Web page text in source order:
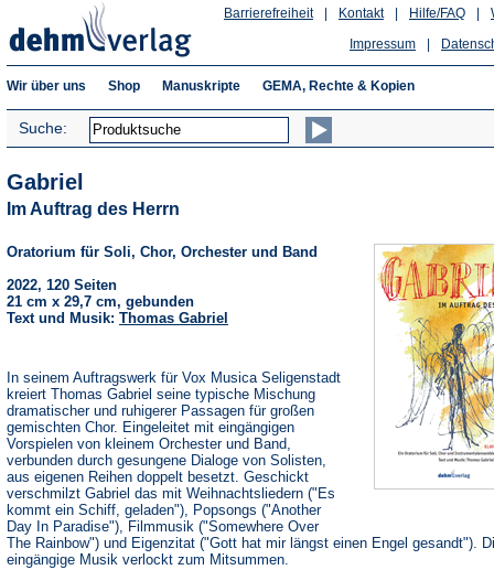
Hilfe/FAQ
Kontakt
Barrierefreiheit
Impressum
Wir über uns Shop Manuskripte GEMA, Rechte & Kopien
Suche:
Gabriel
Im Auftrag des Herrn
Oratorium für Soli, Chor, Orchester und Band
2022, 120 Seiten
21 cm x 29,7 cm, gebunden
Text und Musik: Thomas Gabriel
In seinem Auftragswerk für Vox Musica Seligenstadt
kreiert Thomas Gabriel seine typische Mischung
dramatischer und ruhigerer Passagen für großen
gemischten Chor. Eingeleitet mit eingängigen
Vorspielen von kleinem Orchester und Band,
verbunden durch gesungene Dialoge von Solisten,
aus eigenen Reihen doppelt besetzt. Geschickt
verschmilzt Gabriel das mit Weihnachtsliedern ("Es
kommt ein Schiff, geladen"), Popsongs ("Another
Day In Paradise"), Filmmusik ("Somewhere Over
The Rainbow") und Eigenzitat ("Gott hat mir längst einen Engel gesandt").
eingängige Musik verlockt zum Mitsummen.